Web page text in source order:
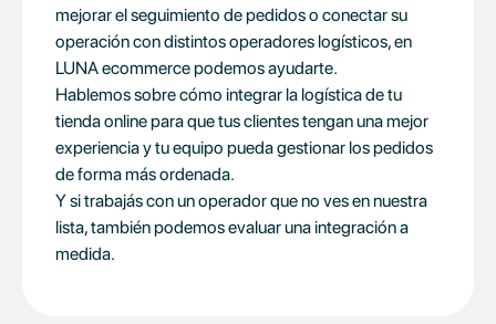
mejorar el seguimiento de pedidos o conectar su
operación con distintos operadores logísticos, en
LUNA ecommerce podemos ayudarte.
Hablemos sobre cómo integrar la logística de tu
tienda online para que tus clientes tengan una mejor
experiencia y tu equipo pueda gestionar los pedidos
de forma más ordenada.
Y si trabajás con un operador que no ves en nuestra
lista, también podemos evaluar una integración a
medida.